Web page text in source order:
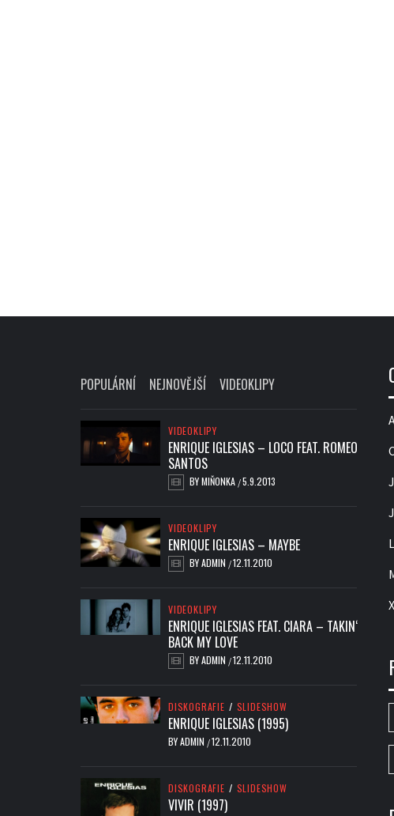
POPULÁRNÍ NEJNOVĚJŠÍ VIDEOKLIPY
VIDEOKLIPY
ENRIQUE IGLESIAS – LOCO FEAT. ROMEO
SANTOS
BYMIŇONKA /5.9.2013
VIDEOKLIPY
ENRIQUE IGLESIAS – MAYBE
BYADMIN /12.11.2010
VIDEOKLIPY
ENRIQUE IGLESIAS FEAT. CIARA – TAKIN‘
BACK MY LOVE
BYADMIN /12.11.2010
DISKOGRAFIE / SLIDESHOW
ENRIQUE IGLESIAS (1995)
BYADMIN /12.11.2010
DISKOGRAFIE / SLIDESHOW
VIVIR (1997)